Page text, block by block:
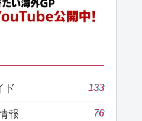
ド 133
報 76